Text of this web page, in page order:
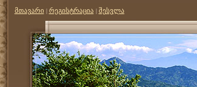
მთავარი | რეგისტრაცია | შესვლა